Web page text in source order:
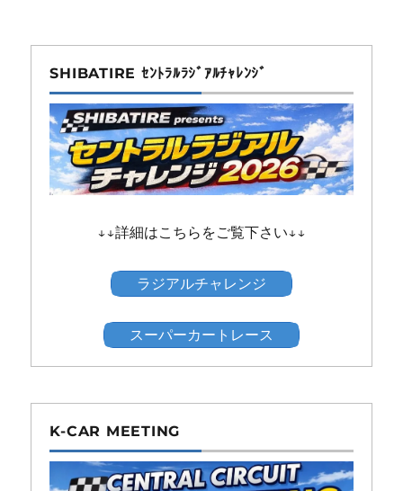
SHIBATIRE ｾﾝﾄﾗﾙﾗｼﾞｱﾙﾁｬﾚﾝｼﾞ
↓↓詳細はこちらをご覧下さい↓↓
ラジアルチャレンジ
スーパーカートレース
K-CAR MEETING